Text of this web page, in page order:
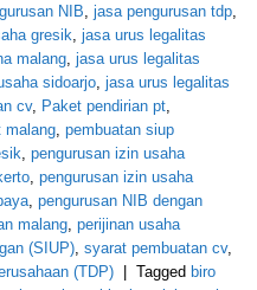
NIB, jasa pengurusan tdp,
gresik, jasa urus legalitas
malang, jasa urus legalitas
sidoarjo, jasa urus legalitas
cv, Paket pendirian pt,
malang, pembuatan siup
, pengurusan izin usaha
, pengurusan izin usaha
, pengurusan NIB dengan
malang, perijinan usaha
(SIUP), syarat pembuatan cv,
(TDP) Tagged biro